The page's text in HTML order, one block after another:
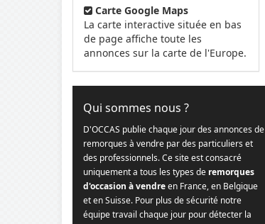
Carte Google Maps
La carte interactive située en bas
de page affiche toute les
annonces sur la carte de l'Europe.
Qui sommes nous ?
D'OCCAS publie chaque jour des annonces de
remorques à vendre par des particuliers et
des professionnels. Ce site est consacré
uniquement a tous les types de remorques
d'occasion à vendreen France, en Belgique
et en Suisse. Pour plus de sécurité notre
équipe travail chaque jour pour détecter la